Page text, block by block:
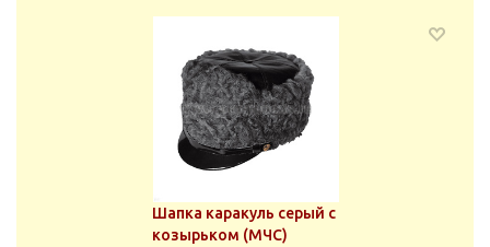
Шапка каракуль серый с
козырьком (МЧС)